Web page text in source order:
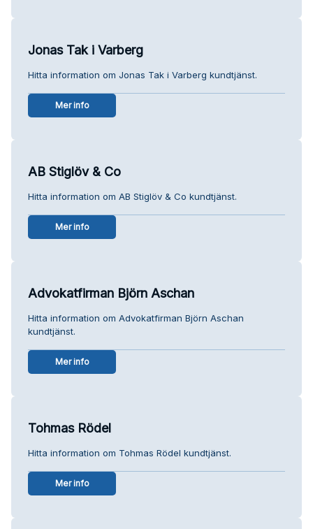
Jonas Tak i Varberg
Hitta information om Jonas Tak i Varberg kundtjänst.
Mer info
AB Stiglöv & Co
Hitta information om AB Stiglöv & Co kundtjänst.
Mer info
Advokatfirman Björn Aschan
Hitta information om Advokatfirman Björn Aschan
kundtjänst.
Mer info
Tohmas Rödel
Hitta information om Tohmas Rödel kundtjänst.
Mer info